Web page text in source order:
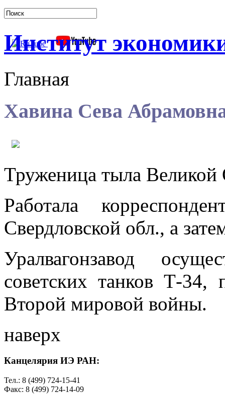
Институт
Главная
Хавина Сева
Труженица тыла
Работала
Свердловской обл., а
Уралвагонзавод
советских танков Т-
Второй мировой войны.
наверх
Канцелярия ИЭ РАН:
Тел.: 8 (499) 724-15-41
Факс: 8 (499) 724-14-09